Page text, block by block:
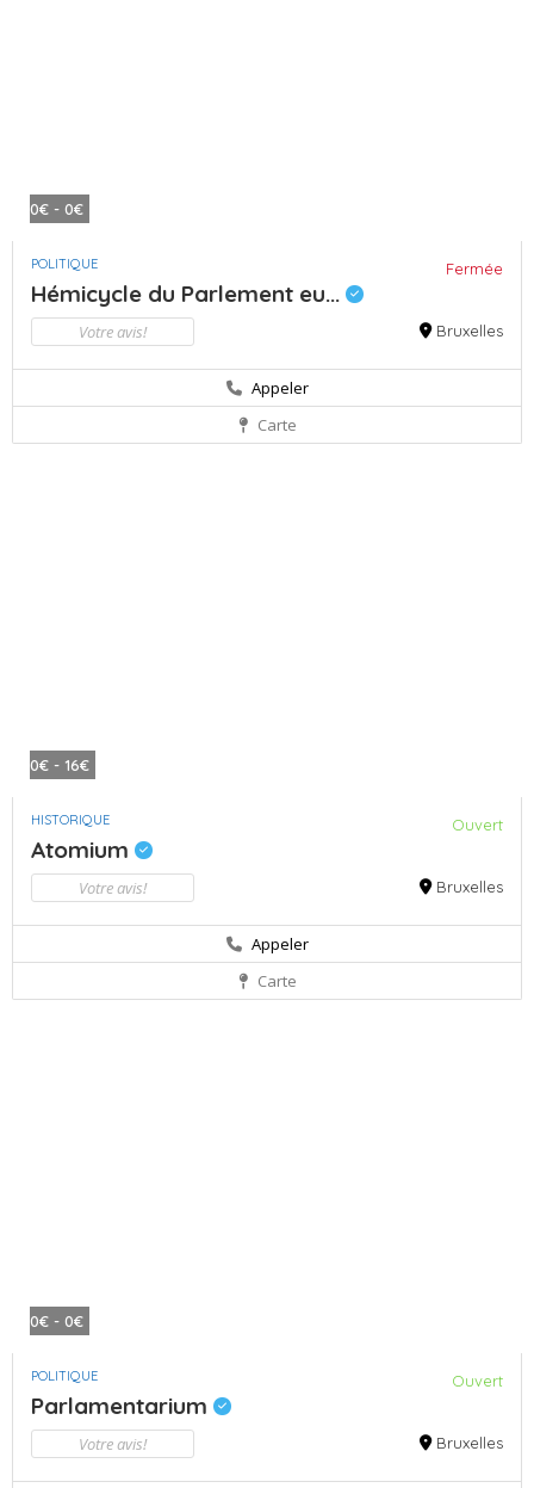
0€ - 0€
POLITIQUE Fermée
Hémicycle du Parlement eu...
Votre avis! Bruxelles
Appeler
Carte
0€ - 16€
HISTORIQUE Ouvert
Atomium
Votre avis! Bruxelles
Appeler
Carte
0€ - 0€
POLITIQUE Ouvert
Parlamentarium
Votre avis! Bruxelles